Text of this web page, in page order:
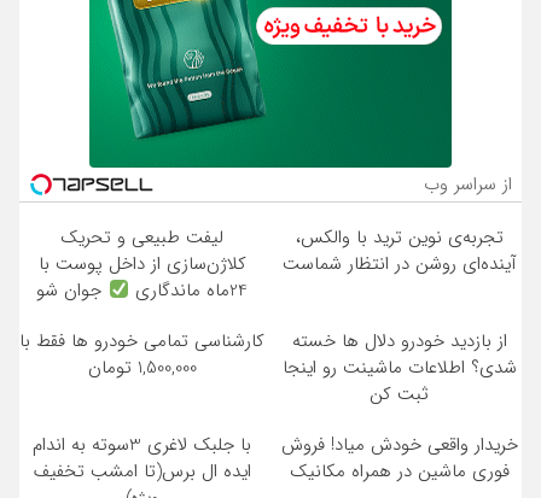
از سراسر وب
تجربه‌ی نوین ترید با والکس،
آینده‌ای روشن در انتظار شماست
لیفت طبیعی و تحریک
کلاژن‌سازی از داخل پوست با
24ماه ماندگاری
جوان شو
از بازدید خودرو دلال ها خسته
شدی؟ اطلاعات ماشینت رو اینجا
ثبت کن
کارشناسی تمامی خودرو ها فقط با
1,500,000 تومان
خریدار واقعی خودش میاد! فروش
فوری ماشین در همراه مکانیک
با جلبک لاغری 3سوته به اندام
ایده ال برس(تا امشب تخفیف